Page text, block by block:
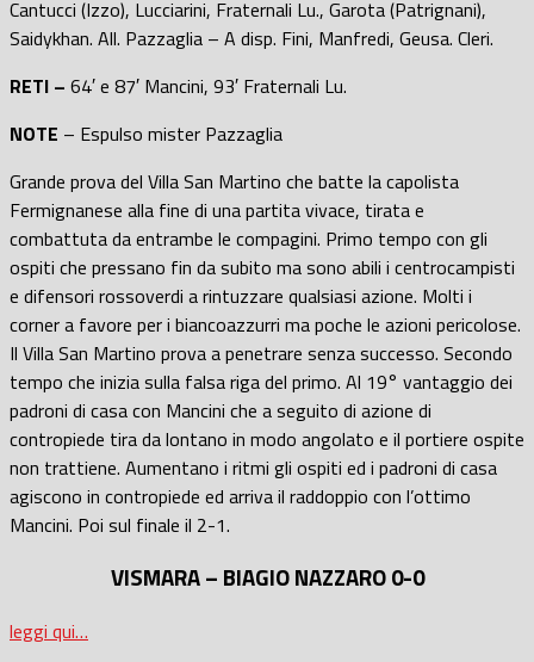
Cantucci (Izzo), Lucciarini, Fraternali Lu., Garota (Patrignani),
Saidykhan. All. Pazzaglia – A disp. Fini, Manfredi, Geusa. Cleri.
RETI – 64′ e 87′ Mancini, 93′ Fraternali Lu.
NOTE – Espulso mister Pazzaglia
Grande prova del Villa San Martino che batte la capolista
Fermignanese alla fine di una partita vivace, tirata e
combattuta da entrambe le compagini. Primo tempo con gli
ospiti che pressano fin da subito ma sono abili i centrocampisti
e difensori rossoverdi a rintuzzare qualsiasi azione. Molti i
corner a favore per i biancoazzurri ma poche le azioni pericolose.
Il Villa San Martino prova a penetrare senza successo. Secondo
tempo che inizia sulla falsa riga del primo. Al 19° vantaggio dei
padroni di casa con Mancini che a seguito di azione di
contropiede tira da lontano in modo angolato e il portiere ospite
non trattiene. Aumentano i ritmi gli ospiti ed i padroni di casa
agiscono in contropiede ed arriva il raddoppio con l’ottimo
Mancini. Poi sul finale il 2-1.
VISMARA – BIAGIO NAZZARO 0-0
leggi qui…